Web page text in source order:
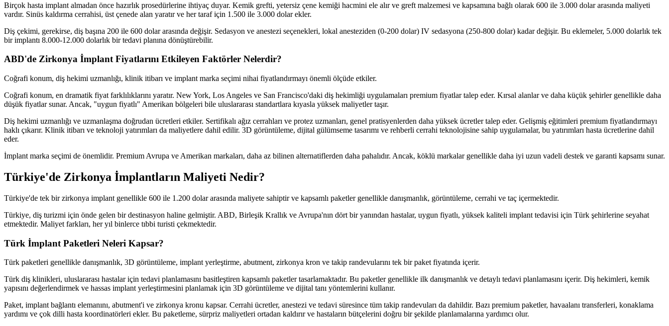
Birçok hasta implant almadan önce hazırlık prosedürlerine ihtiyaç duyar. Kemik grefti, yetersiz çene kemiği hacmini ele alır ve greft malzemesi ve kapsamına bağlı olarak 600 ile 3.000 dolar arasında maliyeti
vardır. Sinüs kaldırma cerrahisi, üst çenede alan yaratır ve her taraf için 1.500 ile 3.000 dolar ekler.
Diş çekimi, gerekirse, diş başına 200 ile 600 dolar arasında değişir. Sedasyon ve anestezi seçenekleri, lokal anesteziden (0-200 dolar) IV sedasyona (250-800 dolar) kadar değişir. Bu eklemeler, 5.000 dolarlık tek
bir implantı 8.000-12.000 dolarlık bir tedavi planına dönüştürebilir.
ABD'de Zirkonya İmplant Fiyatlarını Etkileyen Faktörler Nelerdir?
Coğrafi konum, diş hekimi uzmanlığı, klinik itibarı ve implant marka seçimi nihai fiyatlandırmayı önemli ölçüde etkiler.
Coğrafi konum, en dramatik fiyat farklılıklarını yaratır. New York, Los Angeles ve San Francisco'daki diş hekimliği uygulamaları premium fiyatlar talep eder. Kırsal alanlar ve daha küçük şehirler genellikle daha
düşük fiyatlar sunar. Ancak, "uygun fiyatlı" Amerikan bölgeleri bile uluslararası standartlara kıyasla yüksek maliyetler taşır.
Diş hekimi uzmanlığı ve uzmanlaşma doğrudan ücretleri etkiler. Sertifikalı ağız cerrahları ve protez uzmanları, genel pratisyenlerden daha yüksek ücretler talep eder. Gelişmiş eğitimleri premium fiyatlandırmayı
haklı çıkarır. Klinik itibarı ve teknoloji yatırımları da maliyetlere dahil edilir. 3D görüntüleme, dijital gülümseme tasarımı ve rehberli cerrahi teknolojisine sahip uygulamalar, bu yatırımları hasta ücretlerine dahil
eder.
İmplant marka seçimi de önemlidir. Premium Avrupa ve Amerikan markaları, daha az bilinen alternatiflerden daha pahalıdır. Ancak, köklü markalar genellikle daha iyi uzun vadeli destek ve garanti kapsamı sunar.
Türkiye'de Zirkonya İmplantların Maliyeti Nedir?
Türkiye'de tek bir zirkonya implant genellikle 600 ile 1.200 dolar arasında maliyete sahiptir ve kapsamlı paketler genellikle danışmanlık, görüntüleme, cerrahi ve taç içermektedir.
Türkiye, diş turizmi için önde gelen bir destinasyon haline gelmiştir. ABD, Birleşik Krallık ve Avrupa'nın dört bir yanından hastalar, uygun fiyatlı, yüksek kaliteli implant tedavisi için Türk şehirlerine seyahat
etmektedir. Maliyet farkları, her yıl binlerce tıbbi turisti çekmektedir.
Türk İmplant Paketleri Neleri Kapsar?
Türk paketleri genellikle danışmanlık, 3D görüntüleme, implant yerleştirme, abutment, zirkonya kron ve takip randevularını tek bir paket fiyatında içerir.
Türk diş klinikleri, uluslararası hastalar için tedavi planlamasını basitleştiren kapsamlı paketler tasarlamaktadır. Bu paketler genellikle ilk danışmanlık ve detaylı tedavi planlamasını içerir. Diş hekimleri, kemik
yapısını değerlendirmek ve hassas implant yerleştirmesini planlamak için 3D görüntüleme ve dijital tanı yöntemlerini kullanır.
Paket, implant bağlantı elemanını, abutment'i ve zirkonya kronu kapsar. Cerrahi ücretler, anestezi ve tedavi süresince tüm takip randevuları da dahildir. Bazı premium paketler, havaalanı transferleri, konaklama
yardımı ve çok dilli hasta koordinatörleri ekler. Bu paketleme, sürpriz maliyetleri ortadan kaldırır ve hastaların bütçelerini doğru bir şekilde planlamalarına yardımcı olur.